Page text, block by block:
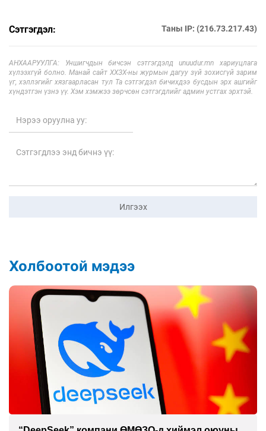
Сэтгэгдэл: Таны IP: (216.73.217.43)
АНХААРУУЛГА: Уншигчдын бичсэн сэтгэгдэлд unuudur.mn хариуцлага
хүлээхгүй болно. Манай сайт ХХЗХ-ны журмын дагуу зүй зохисгүй зарим
үг, хэллэгийг хязгаарласан тул Та сэтгэгдэл бичихдээ бусдын эрх ашгийг
хүндэтгэн үзнэ үү. Хэм хэмжээ зөрчсөн сэтгэгдлийг админ устгах эрхтэй.
Илгээх
Холбоотой мэдээ